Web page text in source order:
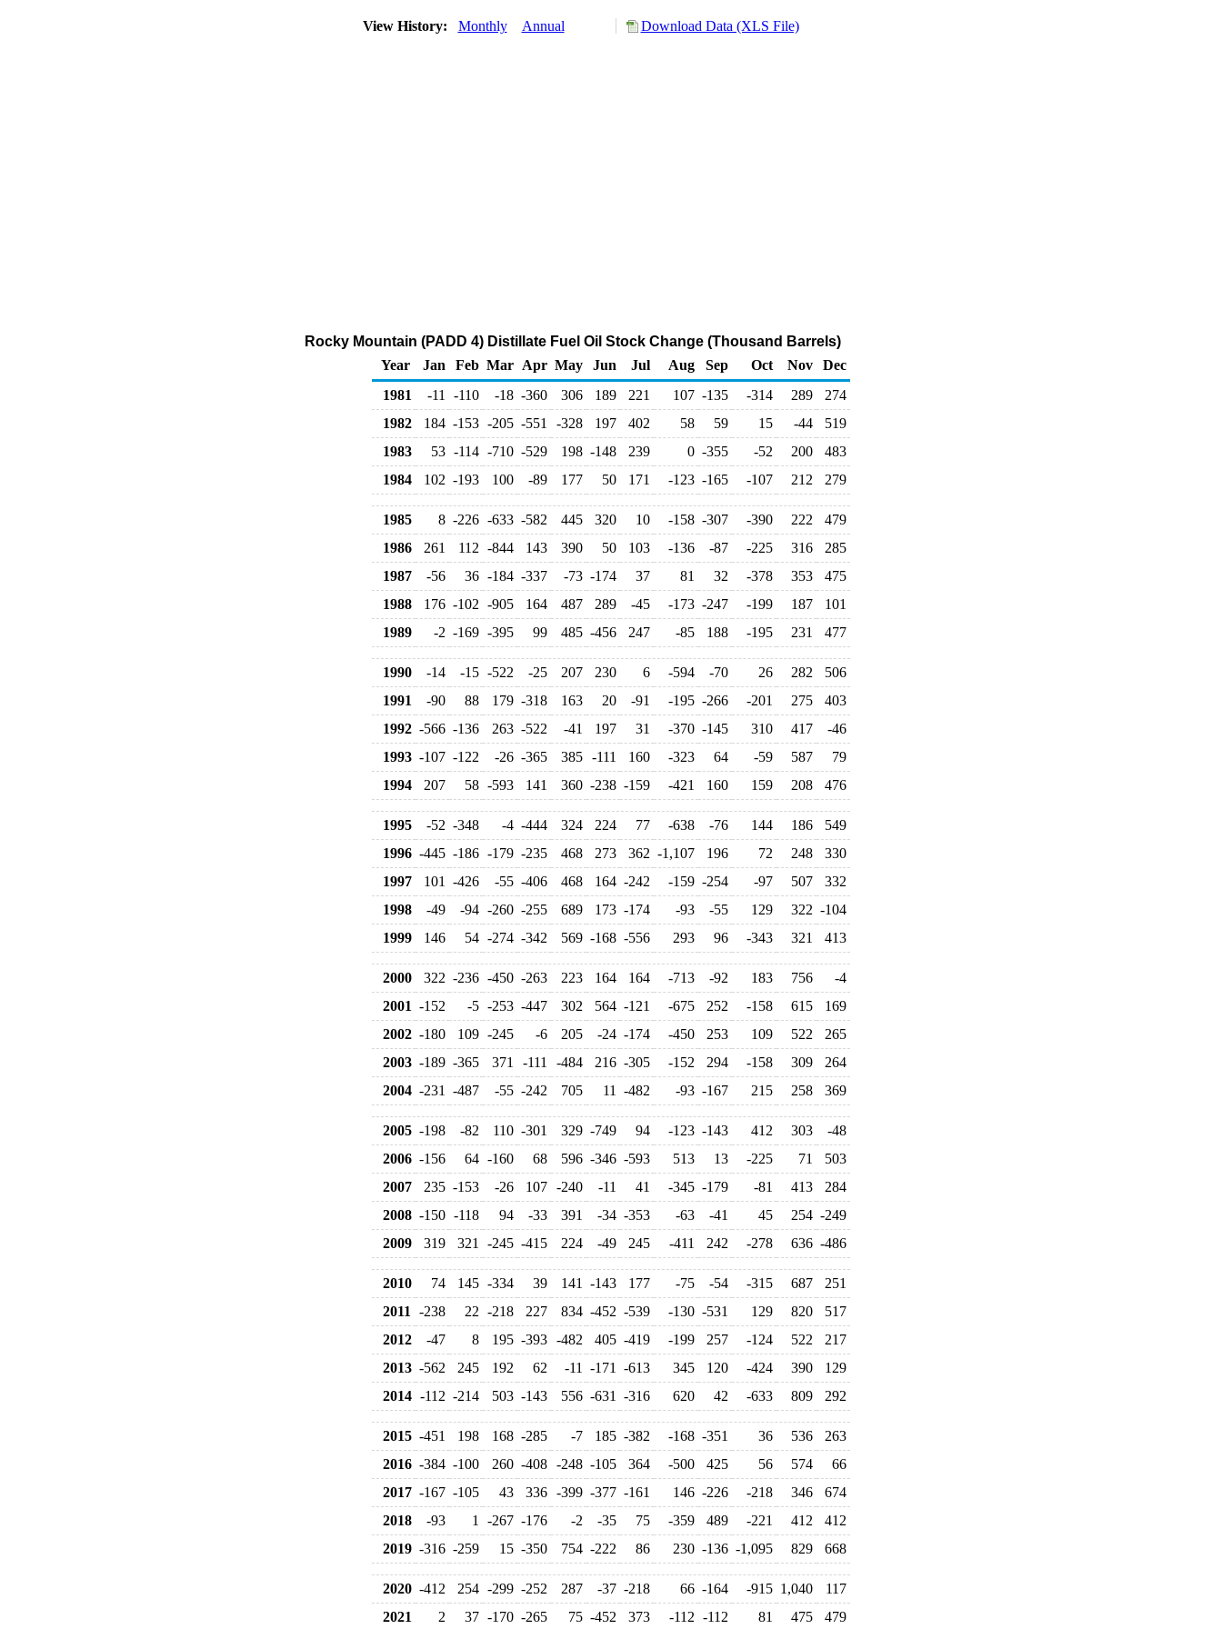
View History: Monthly Annual Download Data (XLS File)
Rocky Mountain (PADD 4) Distillate Fuel Oil Stock Change (Thousand Barrels)
Year
Jan Feb Mar Apr May Jun Jul Aug Sep Oct Nov
Dec
1981
-11 -110 -18 -360 306 189 221 107 -135 -314 289
274
1982
184 -153 -205 -551 -328 197 402 58 59 15 -44
519
1983
53 -114 -710 -529 198 -148 239 0 -355 -52 200
483
1984
102 -193 100 -89 177 50 171 -123 -165 -107 212 279
1985 8 -226 -633 -582 445 320 10 -158 -307 -390 222
479
1986
261 112 -844 143 390 50 103 -136 -87 -225 316
285
1987
-56 36 -184 -337 -73 -174 37 81 32 -378 353
475
1988
176 -102 -905 164 487 289 -45 -173 -247 -199 187
101
1989
-2 -169 -395 99 485 -456 247 -85 188 -195 231 477
1990 -14 -15 -522 -25 207 230 6 -594 -70 26 282
506
1991
-90 88 179 -318 163 20 -91 -195 -266 -201 275
403
1992 -566 -136 263 -522 -41 197 31 -370 -145 310 417
-46
1993 -107 -122 -26 -365 385 -111 160 -323 64 -59 587
79
1994
207 58 -593 141 360 -238 -159 -421 160 159 208 476
1995 -52 -348 -4 -444 324 224 77 -638 -76 144 186
549
1996 -445 -186 -179 -235 468 273 362 -1,107 196 72 248
330
1997
101 -426 -55 -406 468 164 -242 -159 -254 -97 507
332
1998
-49 -94 -260 -255 689 173 -174 -93 -55 129 322 -104
1999
146 54 -274 -342 569 -168 -556 293 96 -343 321 413
2000 322 -236 -450 -263 223 164 164 -713 -92 183 756
-4
2001 -152 -5 -253 -447 302 564 -121 -675 252 -158 615
169
2002 -180 109 -245 -6 205 -24 -174 -450 253 109 522
265
2003 -189 -365 371 -111 -484 216 -305 -152 294 -158 309
264
2004 -231 -487 -55 -242 705 11 -482 -93 -167 215 258 369
2005 -198 -82 110 -301 329 -749 94 -123 -143 412 303
-48
2006 -156 64 -160 68 596 -346 -593 513 13 -225 71
503
2007
235 -153 -26 107 -240 -11 41 -345 -179 -81 413
284
2008 -150 -118 94 -33 391 -34 -353 -63 -41 45 254 -249
2009
319 321 -245 -415 224 -49 245 -411 242 -278 636 -486
2010 74 145 -334 39 141 -143 177 -75 -54 -315 687
251
2011
-238 22 -218 227 834 -452 -539 -130 -531 129 820
517
2012
-47 8 195 -393 -482 405 -419 -199 257 -124 522
217
2013 -562 245 192 62 -11 -171 -613 345 120 -424 390
129
2014 -112 -214 503 -143 556 -631 -316 620 42 -633 809 292
2015 -451 198 168 -285 -7 185 -382 -168 -351 36 536
263
2016 -384 -100 260 -408 -248 -105 364 -500 425 56 574
66
2017 -167 -105 43 336 -399 -377 -161 146 -226 -218 346
674
2018
-93 1 -267 -176 -2 -35 75 -359 489 -221 412
412
2019 -316 -259 15 -350 754 -222 86 230 -136 -1,095 829 668
2020 -412 254 -299 -252 287 -37 -218 66 -164 -915 1,040
117
2021
2 37 -170 -265 75 -452 373 -112 -112 81 475 479